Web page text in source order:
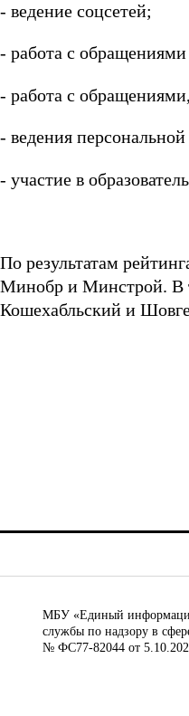
- ведение соцсетей;
- работа с
- работа с
- ведения
- участие в
По результатам
Минобр и Минстрой. В
Кошехабльский и
МБУ «Единый
службы по надзору в
№ ФС77-82044 от